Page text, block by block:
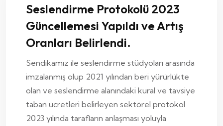
Seslendirme Protokolü 2023
Güncellemesi Yapıldı ve Artış
Oranları Belirlendi.
Sendikamız ile seslendirme stüdyoları arasında
imzalanmış olup 2021 yılından beri yürürlükte
olan ve seslendirme alanındaki kural ve tavsiye
taban ücretleri belirleyen sektörel protokol
2023 yılında tarafların anlaşması yoluyla